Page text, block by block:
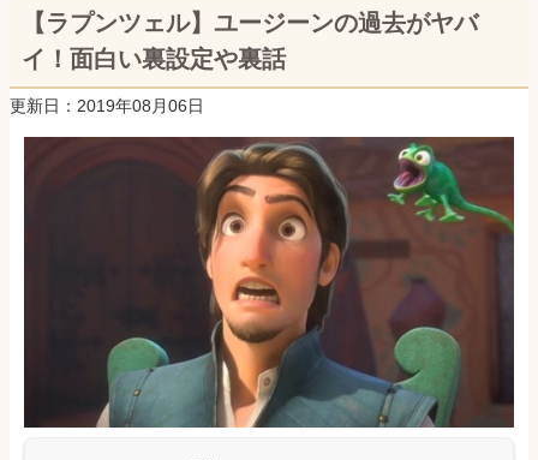
【ラプンツェル】ユージーンの過去がヤバ
イ！面白い裏設定や裏話
更新日：2019年08月06日